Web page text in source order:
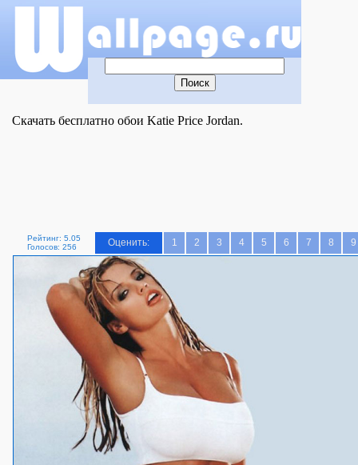
Скачать бесплатно обои Katie Price Jordan.
Рейтинг: 5.05
Голосов: 256
Оценить: 1 2 3 4 5 6 7 8 9